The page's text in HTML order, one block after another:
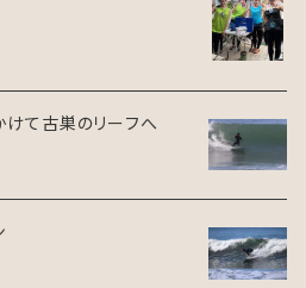
て古巣のリーフへ